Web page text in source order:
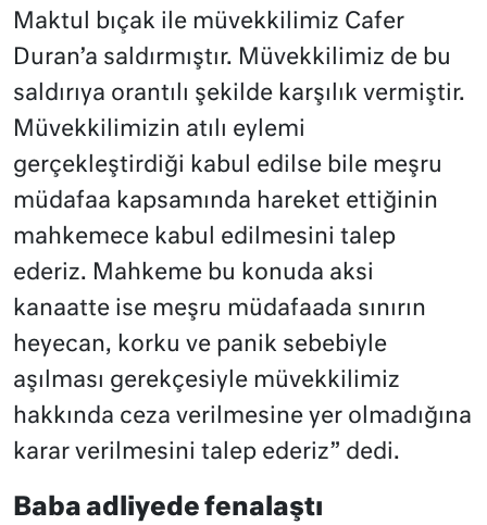
Maktul bıçak ile müvekkilimiz Cafer
Duran’a saldırmıştır. Müvekkilimiz de bu
saldırıya orantılı şekilde karşılık vermiştir.
Müvekkilimizin atılı eylemi
gerçekleştirdiği kabul edilse bile meşru
müdafaa kapsamında hareket ettiğinin
mahkemece kabul edilmesini talep
ederiz. Mahkeme bu konuda aksi
kanaatte ise meşru müdafaada sınırın
heyecan, korku ve panik sebebiyle
aşılması gerekçesiyle müvekkilimiz
hakkında ceza verilmesine yer olmadığına
karar verilmesini talep ederiz” dedi.
Baba adliyede fenalaştı